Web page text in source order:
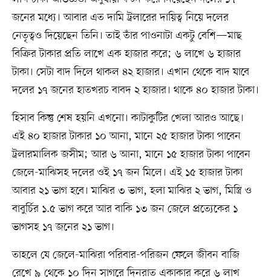
জনের মধ্যে। আবার এত দামি ট্রলারের দায়িত্ব নিয়ে দলের
নেতৃত্বও দিয়েছেন তিনি। তাই তাঁর পাওনাটা একটু বেশি—মাছ
বিক্রির টাকার প্রতি লাখে এক হাজার করে; ৬ লাখে ৬ হাজার
টাকা। সেটা বাদ দিলে থাকল ৪২ হাজার। এখান থেকে বাদ যাবে
দলের ১৭ জনের হাতখরচ বাবদ ২ হাজার। থাকে ৪০ হাজার টাকা।
হিসাব কিন্তু শেষ হয়নি এখনো। কাটাকুটির খেলা আরও আছে।
এই ৪০ হাজার টাকার ১০ আনা, মানে ২৫ হাজার টাকা পাবেন
ট্রলারমালিক জসীম; আর ৬ আনা, মানে ১৫ হাজার টাকা পাবেন
জেলে-মাঝিসহ দলের ওই ১৭ জন মিলে। এই ১৫ হাজার টাকা
আবার ২১ ভাগ হবে। মাঝির ৩ ভাগ, হলা মাঝির ২ ভাগ, মিস্ত্রি ও
বাবুর্চির ১.৫ ভাগ করে আর বাকি ১৩ জন জেলে প্রত্যেকের ১
ভাগসহ ১৭ জনের ২১ ভাগ।
তাহলে যে জেলে-মাঝিরা পরিবার-পরিজন ফেলে জীবন বাজি
রেখে ৯ থেকে ১০ দিন সাগরে দিনরাত একাকার করে ৬ লাখ